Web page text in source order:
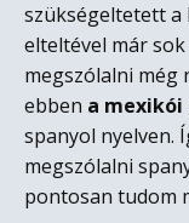
szükségeltetett a
elteltével már
megszólalni még
ebben a
spanyol nyelven.
megszólalni
pontosan tudom